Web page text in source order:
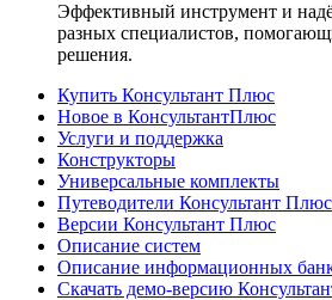
Эффективный инструмент и
разных специалистов,
решения.
Купить Консультант Плюс
Новое в КонсультантПлюс
Услуги и поддержка
Конструкторы
Универсальные комплекты
Путеводители Консультант Плюс
Версии Консультант Плюс
Описание систем
Описание информационных
Скачать демо-версию